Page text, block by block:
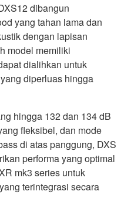
dibangun
yang tahan lama dan
dengan lapisan
model memiliki
dialihkan untuk
diperluas hingga
hingga 132 dan 134 dB
fleksibel, dan mode
di atas panggung, DXS
performa yang optimal
mk3 series untuk
terintegrasi secara